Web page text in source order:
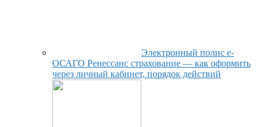
Электронный полис е-
ОСАГО Ренессанс страхование — как оформить
через личный кабинет, порядок действий